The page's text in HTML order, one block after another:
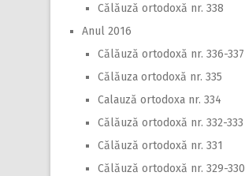
Călăuză ortodoxă nr. 338
Anul 2016
Călăuză ortodoxă nr. 336-337
Călăuza ortodoxă nr. 335
Calauză ortodoxa nr. 334
Călăuză ortodoxă nr. 332-333
Călăuză ortodoxă nr. 331
Călăuză ortodoxă nr. 329-330